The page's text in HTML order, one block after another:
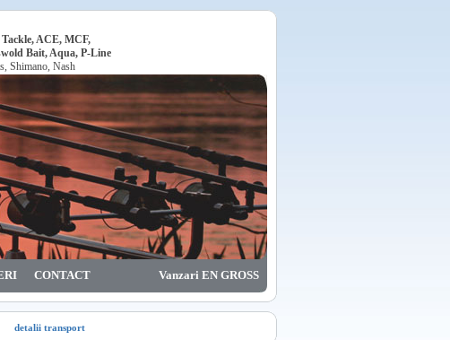
ACE, MCF,
Bait, Aqua, P-Line
Shimano, Nash
CONTACT Vanzari EN GROSS
detalii transport